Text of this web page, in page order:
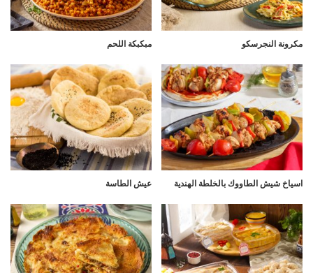
مكرونة النجرسكو مبكبكة اللحم
اسياخ شيش الطاووك بالخلطة الهندية عيش الطاسة